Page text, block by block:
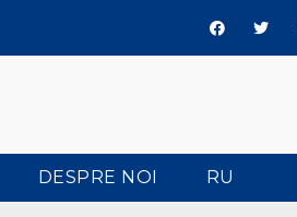
DESPRE NOI RU